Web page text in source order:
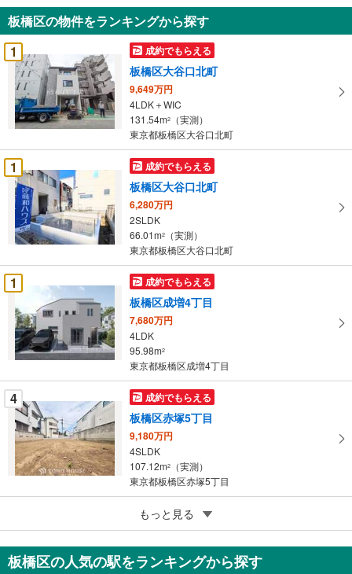
知
を
受
け
取
る
・
条
件
を
マ
イ
ペ
ー
に
保
す
る
板橋区の物件をランキングから探す
1
成約でもらえる
板橋区大谷口北町
9,649万円
4LDK＋WIC
131.54m2
（実測）
東京都板橋区大谷口北町
1 成約でもらえる
板橋区大谷口北町
6,280万円
2SLDK
66.01m2
（実測）
東京都板橋区大谷口北町
1 成約でもらえる
板橋区成増4丁目
7,680万円
4LDK
95.98m2
東京都板橋区成増4丁目
4 成約でもらえる
板橋区赤塚5丁目
9,180万円
4SLDK
107.12m2
（実測）
東京都板橋区赤塚5丁目
成約でもらえる
板橋区栄町
1億499万円
4LDK
もっと見る
板橋区の人気の駅をランキングから探す